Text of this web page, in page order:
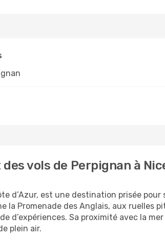
vols de Perpignan à
d’Azur, est une destination prisée
la Promenade des Anglais, aux ruelles
d’expériences. Sa proximité avec la
plein air.